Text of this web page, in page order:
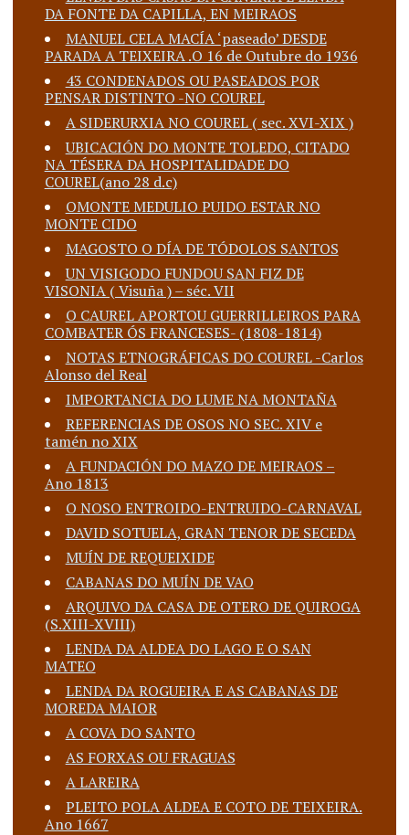
DA FONTE DA CAPILLA, EN MEIRAOS
MANUEL CELA MACÍA ‘paseado’ DESDE
PARADA A TEIXEIRA .O 16 de Outubre do 1936
43 CONDENADOS OU PASEADOS POR
PENSAR DISTINTO -NO COUREL
A SIDERURXIA NO COUREL ( sec. XVI-XIX )
UBICACIÓN DO MONTE TOLEDO, CITADO
NA TÉSERA DA HOSPITALIDADE DO
COUREL(ano 28 d.c)
OMONTE MEDULIO PUIDO ESTAR NO
MONTE CIDO
MAGOSTO O DÍA DE TÓDOLOS SANTOS
UN VISIGODO FUNDOU SAN FIZ DE
VISONIA ( Visuña ) – séc. VII
O CAUREL APORTOU GUERRILLEIROS PARA
COMBATER ÓS FRANCESES- (1808-1814)
NOTAS ETNOGRÁFICAS DO COUREL -Carlos
Alonso del Real
IMPORTANCIA DO LUME NA MONTAÑA
REFERENCIAS DE OSOS NO SEC. XIV e
tamén no XIX
A FUNDACIÓN DO MAZO DE MEIRAOS –
Ano 1813
O NOSO ENTROIDO-ENTRUIDO-CARNAVAL
DAVID SOTUELA, GRAN TENOR DE SECEDA
MUÍN DE REQUEIXIDE
CABANAS DO MUÍN DE VAO
ARQUIVO DA CASA DE OTERO DE QUIROGA
(S.XIII-XVIII)
LENDA DA ALDEA DO LAGO E O SAN
MATEO
LENDA DA ROGUEIRA E AS CABANAS DE
MOREDA MAIOR
A COVA DO SANTO
AS FORXAS OU FRAGUAS
A LAREIRA
PLEITO POLA ALDEA E COTO DE TEIXEIRA.
Ano 1667